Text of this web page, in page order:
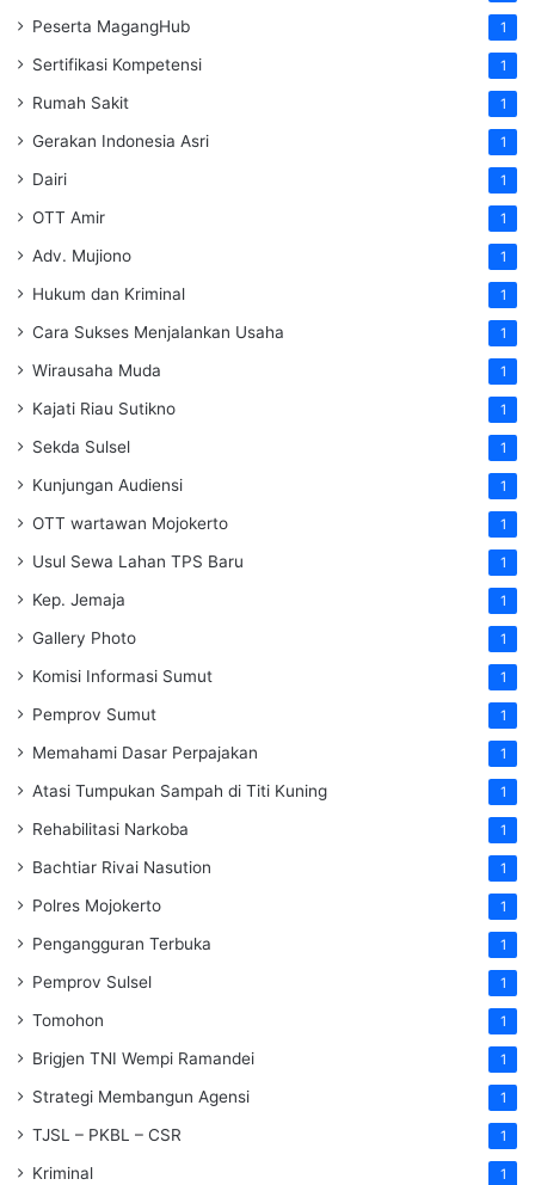
Peserta MagangHub 1
Sertifikasi Kompetensi 1
Rumah Sakit 1
Gerakan Indonesia Asri 1
Dairi 1
OTT Amir 1
Adv. Mujiono 1
Hukum dan Kriminal 1
Cara Sukses Menjalankan Usaha 1
Wirausaha Muda 1
Kajati Riau Sutikno 1
Sekda Sulsel 1
Kunjungan Audiensi 1
OTT wartawan Mojokerto 1
Usul Sewa Lahan TPS Baru 1
Kep. Jemaja 1
Gallery Photo 1
Komisi Informasi Sumut 1
Pemprov Sumut 1
Memahami Dasar Perpajakan 1
Atasi Tumpukan Sampah di Titi Kuning 1
Rehabilitasi Narkoba 1
Bachtiar Rivai Nasution 1
Polres Mojokerto 1
Pengangguran Terbuka 1
Pemprov Sulsel 1
Tomohon 1
Brigjen TNI Wempi Ramandei 1
Strategi Membangun Agensi 1
TJSL – PKBL – CSR 1
Kriminal 1